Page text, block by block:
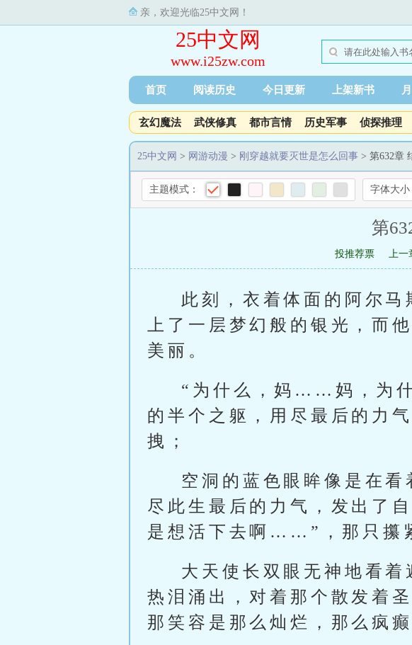
亲，欢迎光临25中文网！
25中文网
www.i25zw.com
首页 阅读历史 今日更新 上架新书
玄幻魔法 武侠修真 都市言情 历史军事 侦探推理
25中文网 > 网游动漫 > 刚穿越就要灭世是怎么回事 > 第632章
主题模式： 字体大小
第
投推荐票 上一
此刻，衣着体面的阿尔
上了一层梦幻般的银光，而
美丽。
“为什么，妈……妈，为
的半个之躯，用尽最后的力
拽；
空洞的蓝色眼眸像是在
尽此生最后的力气，发出了
是想活下去啊……”，那只攥
大天使长双眼无神地看着
热泪涌出，对着那个散发着
那笑容是那么灿烂，那么疯